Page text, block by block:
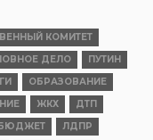
КОМИТЕТ
ДЕЛО
ПУТИН
ОБРАЗОВАНИЕ
ЖКХ
ДТП
БЮДЖЕТ
ЛДПР